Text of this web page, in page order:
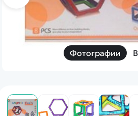
Фотографии
Дополнительный способ связи
WhatsApp/Мобильный
Есть вопрос? Можем
Наши соцсети: